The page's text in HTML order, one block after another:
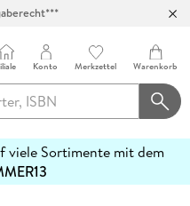
Konto Merkzettel Warenkorb
viele Sortimente mit dem